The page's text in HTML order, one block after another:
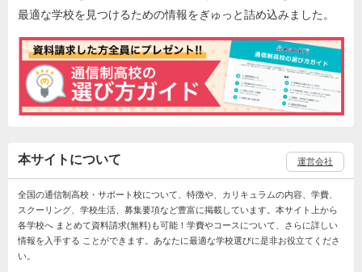
最適な学校を見つけるための情報をぎゅっと詰め込みました。
本サイトについて 運営会社
全国の通信制高校・サポート校について、特徴や、カリキュラムの内容、学費、
スクーリング、学校生活、募集要項など豊富に掲載しています。本サイト上から
各学校へ まとめて資料請求(無料)も可能！学費やコースについて、さらに詳しい
情報を入手する ことができます。あなたに最適な学校選びに是非お役立てくださ
い。